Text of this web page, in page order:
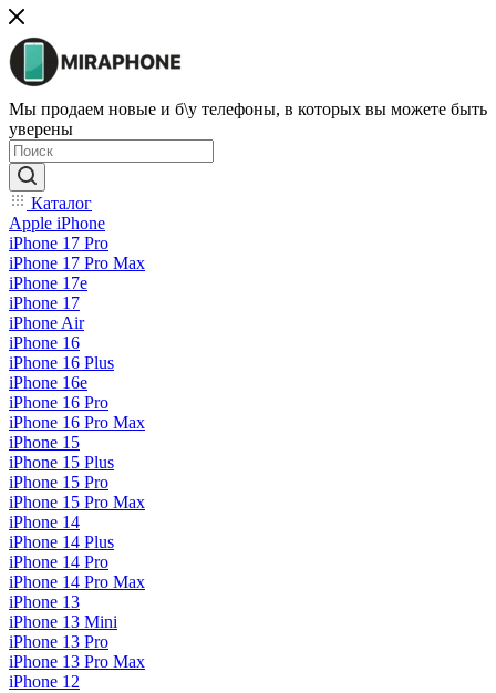
Мы продаем новые и б\у телефоны, в которых вы можете быть
уверены
Каталог
Apple iPhone
iPhone 17 Pro
iPhone 17 Pro Max
iPhone 17e
iPhone 17
iPhone Air
iPhone 16
iPhone 16 Plus
iPhone 16e
iPhone 16 Pro
iPhone 16 Pro Max
iPhone 15
iPhone 15 Plus
iPhone 15 Pro
iPhone 15 Pro Max
iPhone 14
iPhone 14 Plus
iPhone 14 Pro
iPhone 14 Pro Max
iPhone 13
iPhone 13 Mini
iPhone 13 Pro
iPhone 13 Pro Max
iPhone 12